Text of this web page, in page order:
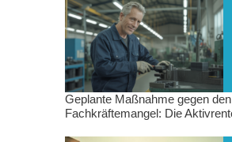
Geplante Maßnahme gegen den
Fachkräftemangel: Die